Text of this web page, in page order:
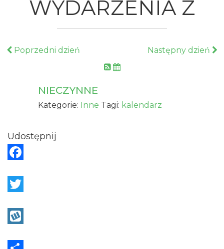
WYDARZENIA Z
Poprzedni dzień Następny dzień
NIECZYNNE
Kategorie: Inne Tagi: kalendarz
Udostępnij
a
e
w